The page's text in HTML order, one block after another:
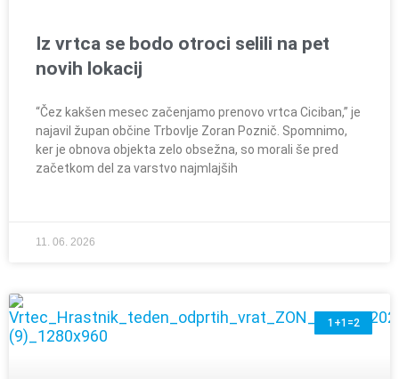
Iz vrtca se bodo otroci selili na pet
novih lokacij
“Čez kakšen mesec začenjamo prenovo vrtca Ciciban,” je
najavil župan občine Trbovlje Zoran Poznič. Spomnimo,
ker je obnova objekta zelo obsežna, so morali še pred
začetkom del za varstvo najmlajših
11. 06. 2026
1+1=2